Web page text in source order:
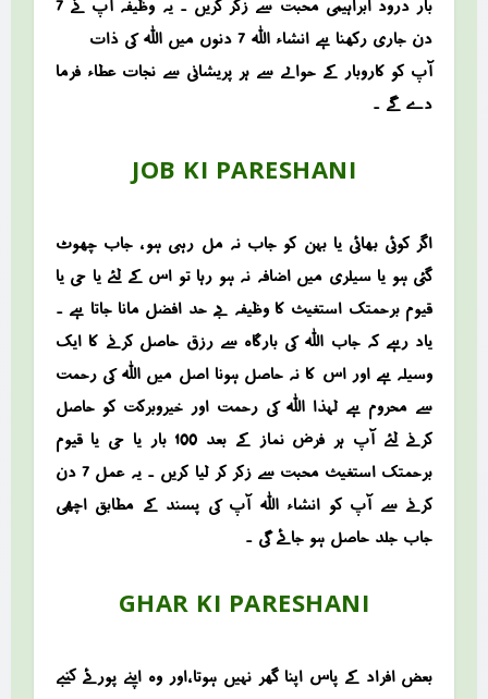
بار درود ابراہیمی محبت سے زکر کریں ۔ یہ وظیفہ آپ نے 7
دن جاری رکھنا ہے انشاء اللہ 7 دنوں میں اللہ کی ذات
آپ کو کاروبار کے حوالے سے ہر پریشانی سے نجات عطاء فرما
دے گے ۔
JOB KI PARESHANI
اگر کوئی بھائی یا بہن کو جاب نہ مل رہی ہو ، جاب چھوٹ
گئی ہو یا سیلری میں اضافہ نہ ہو رہا تو اس کے لئے یا حی یا
قیوم برحمتک استغیث کا وظیفہ بے حد افضل مانا جاتا ہے ۔
یاد رہے کہ جاب اللہ کی بارگاہ سے رزق حاصل کرنے کا ایک
وسیلہ ہے اور اس کا نہ حاصل ہونا اصل میں اللہ کی رحمت
سے محروم ہے لہذا اللہ کی رحمت اور خیروبرکت کو حاصل
کرنے لئے آپ ہر فرض نماز کے بعد 100 بار یا حی یا قیوم
برحمتک استغیث محبت سے زکر کر لیا کریں ۔ یہ عمل 7 دن
کرنے سے آپ کو انشاء اللہ آپ کی پسند کے مطابق اچھی
جاب جلد حاصل ہو جائے گی ۔
GHAR KI PARESHANI
بعض افراد کے پاس اپنا گھر نہیں ہوتا ،اور وہ اپنے پورئے کنبے